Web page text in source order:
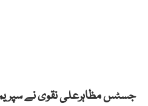
جسٹس مظاہرعلی نقوی نے